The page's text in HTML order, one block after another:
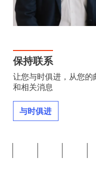
保持联系
让您与时俱进，从您
和相关消息
与时俱进